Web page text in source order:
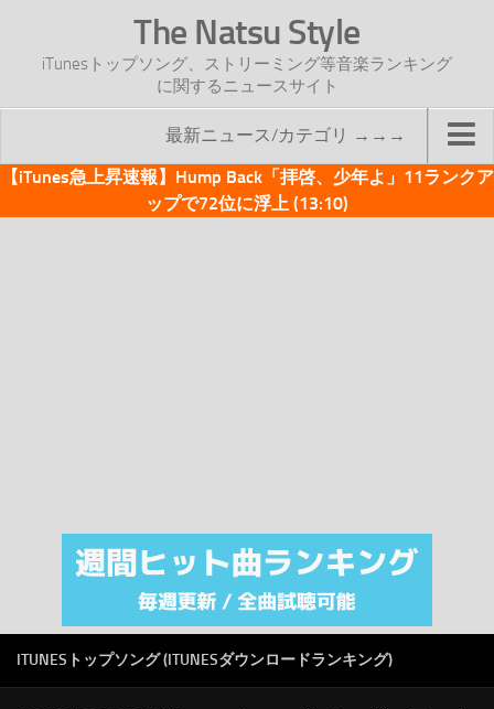
The Natsu Style
iTunesトップソング、ストリーミング等音楽ランキング
に関するニュースサイト
最新ニュース/カテゴリ →→→
TOP
注目カテゴリ
オリジナルiTunes週間トップソング
【iTunes急上昇速報】Hump Back「拝啓、少年よ」11ランクア
ップで72位に浮上 (13:10)
ITUNESトップソング (ITUNESダウンロードランキング)